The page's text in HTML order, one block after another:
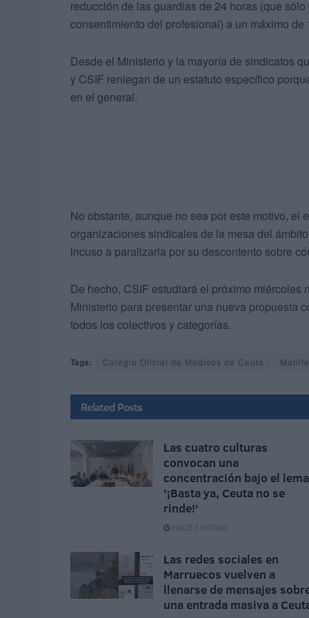
reducción de las guardias de 24 horas (que
consentimiento del profesional) a un máximo
Desde el Ministerio y la mayoría de sindicatos
y CSIF reniegan de un estatuto específico
en el general.
No obstante, aunque no sea por este motivo, el
organizaciones sindicales de la mesa del
incuso a paralizarla por su descontento sobre
De hecho, CSIF estudiará el próximo miércoles
Ministerio para presentar una nueva propuesta
todos los colectivos y categorías.
Tags: Colegio Oficial de Médicos de Ceuta
Related Posts
Las cuatro culturas
convocan una
concentración bajo el lema
'¡Basta ya, Ceuta no se
rinde!'
HACE 3 HORAS
Las redes sociales en
Marruecos vuelven a
llenarse de mensajes
una entrada masiva a